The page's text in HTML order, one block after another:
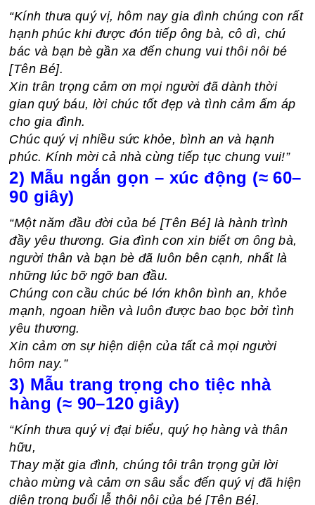
“Kính thưa quý vị, hôm nay gia đình chúng con rất
hạnh phúc khi được đón tiếp ông bà, cô dì, chú
bác và bạn bè gần xa đến chung vui thôi nôi bé
[Tên Bé].
Xin trân trọng cảm ơn mọi người đã dành thời
gian quý báu, lời chúc tốt đẹp và tình cảm ấm áp
cho gia đình.
Chúc quý vị nhiều sức khỏe, bình an và hạnh
phúc. Kính mời cả nhà cùng tiếp tục chung vui!”
2) Mẫu ngắn gọn – xúc động (≈ 60–
90 giây)
“Một năm đầu đời của bé [Tên Bé] là hành trình
đầy yêu thương. Gia đình con xin biết ơn ông bà,
người thân và bạn bè đã luôn bên cạnh, nhất là
những lúc bỡ ngỡ ban đầu.
Chúng con cầu chúc bé lớn khôn bình an, khỏe
mạnh, ngoan hiền và luôn được bao bọc bởi tình
yêu thương.
Xin cảm ơn sự hiện diện của tất cả mọi người
hôm nay.”
3) Mẫu trang trọng cho tiệc nhà
hàng (≈ 90–120 giây)
“Kính thưa quý vị đại biểu, quý họ hàng và thân
hữu,
Thay mặt gia đình, chúng tôi trân trọng gửi lời
chào mừng và cảm ơn sâu sắc đến quý vị đã hiện
diện trong buổi lễ thôi nôi của bé [Tên Bé].